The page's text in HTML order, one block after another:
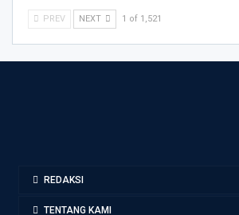
PREV NEXT 1 of 1,521
REDAKSI
TENTANG KAMI